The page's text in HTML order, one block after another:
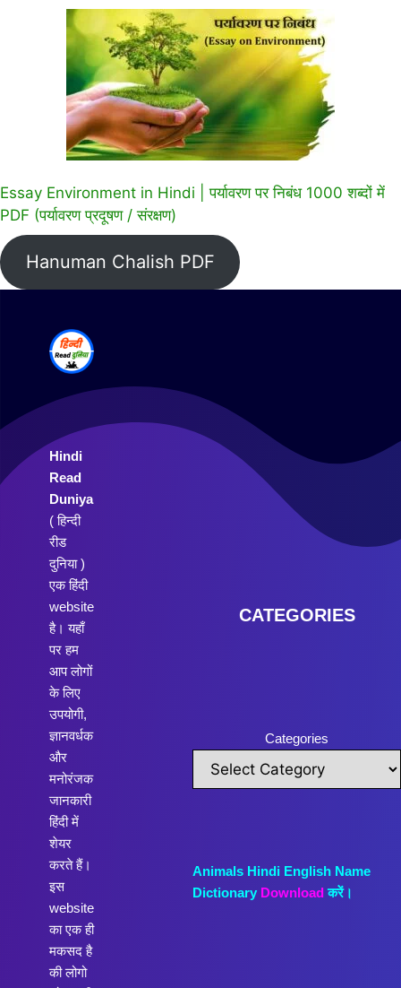
Essay Environment in Hindi | पर्यावरण पर निबंध 1000 शब्दों में
PDF (पर्यावरण प्रदूषण / संरक्षण)
Hanuman Chalish PDF
Hindi
Read
Duniya
( हिन्दी
रीड
दुनिया )
एक हिंदी
website
है। यहाँ
पर हम
आप लोगों
के लिए
उपयोगी,
ज्ञानवर्धक
और
मनोरंजक
जानकारी
हिंदी में
शेयर
करते हैं।
इस
website
का एक ही
मकसद है
की लोगो
CATEGORIES
Categories
Animals Hindi English Name
Dictionary Download करें।